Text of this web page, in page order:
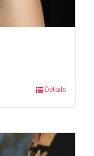
Détails